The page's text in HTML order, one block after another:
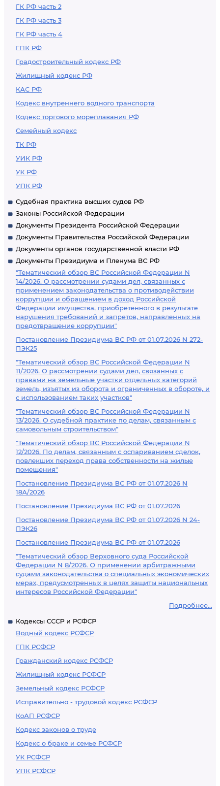
ГК РФ часть 2
ГК РФ часть 3
ГК РФ часть 4
ГПК РФ
Градостроительный кодекс РФ
Жилищный кодекс РФ
КАС РФ
Кодекс внутреннего водного транспорта
Кодекс торгового мореплавания РФ
Семейный кодекс
ТК РФ
УИК РФ
УК РФ
УПК РФ
Судебная практика высших судов РФ
Законы Российской Федерации
Документы Президента Российской Федерации
Документы Правительства Российской Федерации
Документы органов государственной власти РФ
Документы Президиума и Пленума ВС РФ
"Тематический обзор ВС Российской Федерации N
14/2026. О рассмотрении судами дел, связанных с
применением законодательства о противодействии
коррупции и обращением в доход Российской
Федерации имущества, приобретенного в результате
нарушения требований и запретов, направленных на
предотвращение коррупции"
Постановление Президиума ВС РФ от 01.07.2026 N 272-
ПЭК25
"Тематический обзор ВС Российской Федерации N
11/2026. О рассмотрении судами дел, связанных с
правами на земельные участки отдельных категорий
земель, изъятых из оборота и ограниченных в обороте, и
с использованием таких участков"
"Тематический обзор ВС Российской Федерации N
13/2026. О судебной практике по делам, связанным с
самовольным строительством"
"Тематический обзор ВС Российской Федерации N
12/2026. По делам, связанным с оспариванием сделок,
повлекших переход права собственности на жилые
помещения"
Постановление Президиума ВС РФ от 01.07.2026 N
18А/2026
Постановление Президиума ВС РФ от 01.07.2026
Постановление Президиума ВС РФ от 01.07.2026 N 24-
ПЭК26
Постановление Президиума ВС РФ от 01.07.2026
"Тематический обзор Верховного суда Российской
Федерации N 8/2026. О применении арбитражными
судами законодательства о специальных экономических
мерах, предусмотренных в целях защиты национальных
интересов Российской Федерации"
Подробнее...
Кодексы СССР и РСФСР
Водный кодекс РСФСР
ГПК РСФСР
Гражданский кодекс РСФСР
Жилищный кодекс РСФСР
Земельный кодекс РСФСР
Исправительно - трудовой кодекс РСФСР
КоАП РСФСР
Кодекс законов о труде
Кодекс о браке и семье РСФСР
УК РСФСР
УПК РСФСР